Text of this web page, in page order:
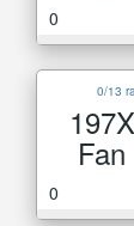
0
0/13
197X
Fan
0